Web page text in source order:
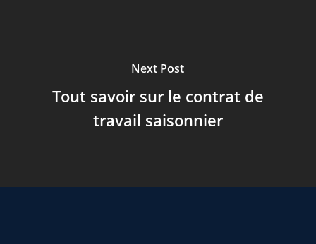
Next Post
Tout savoir sur le contrat de
travail saisonnier